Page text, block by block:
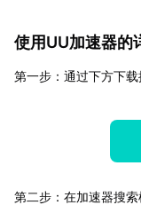
使用UU加速器的
第一步：通过下方下载
第二步：在加速器搜